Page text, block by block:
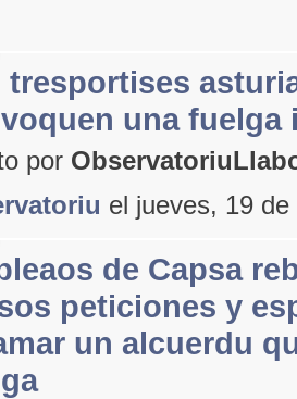
tresportises
una fuelga
por
el jueves, 19
de Capsa
peticiones y
un alcuerdu